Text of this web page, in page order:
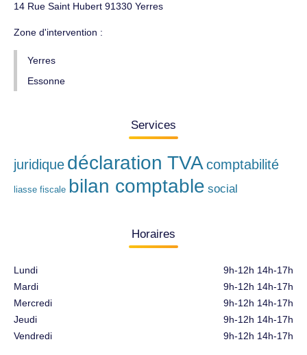
14 Rue Saint Hubert 91330 Yerres
Zone d'intervention :
Yerres
Essonne
Services
juridique déclaration TVA comptabilité
liasse fiscale bilan comptable social
Horaires
Lundi
Mardi
Mercredi
Jeudi
Vendredi
9h-12h 14h-17h
9h-12h 14h-17h
9h-12h 14h-17h
9h-12h 14h-17h
9h-12h 14h-17h